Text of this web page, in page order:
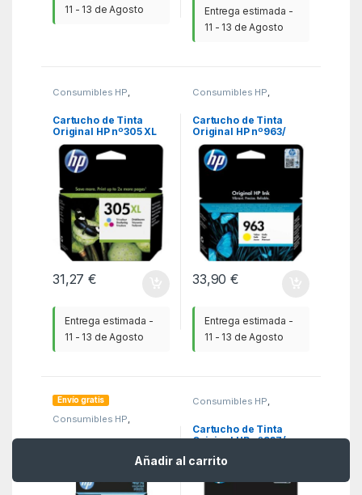
Añadir al carrito
11 - 13 de Agosto
Entrega estimada -
11 - 13 de Agosto
Consumibles HP
Consumibles Originales
Cartucho de Tinta
Original HP nº305 XL
Alta Capacidad/
Tricolor
31,27€
Entrega estimada -
11 - 13 de Agosto
Consumibles HP
Consumibles Originales
Cartucho de Tinta
Original HP nº963/
Amarillo
33,90€
Entrega estimada -
11 - 13 de Agosto
Envío gratis
Consumibles HP,
KSA
Original HP nº953
Magenta/ Amarillo/
Negro
Consumibles HP,
Cartucho de Tinta
Original HP nº937/